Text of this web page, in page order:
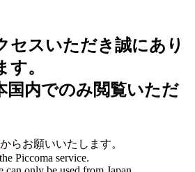
セスいただき誠にあり
。
国内でのみ閲覧いただ
からお願いいたします。
Piccoma service.